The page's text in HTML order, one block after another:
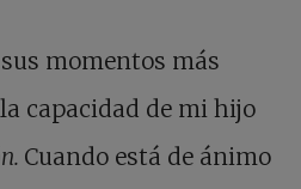
momentos más
capacidad de mi hijo
Cuando está de ánimo